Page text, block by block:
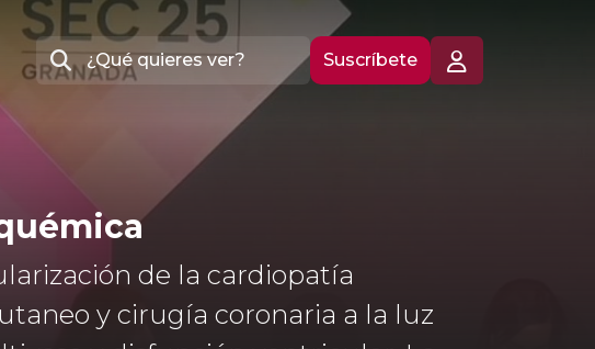
Suscríbete
de la cardiopatía
y cirugía coronaria a la luz